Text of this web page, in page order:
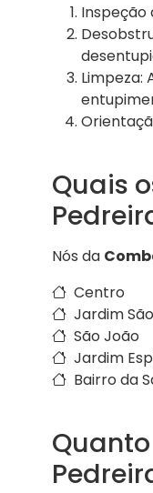
Inspeção
Limpeza:
Quais
Nós da
Centro
Jardim
São João
Jardim
Bairro da